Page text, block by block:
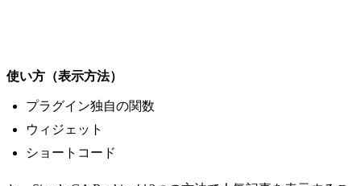
使い方（表示方法）
プラグイン独自の関数
ウィジェット
ショートコード